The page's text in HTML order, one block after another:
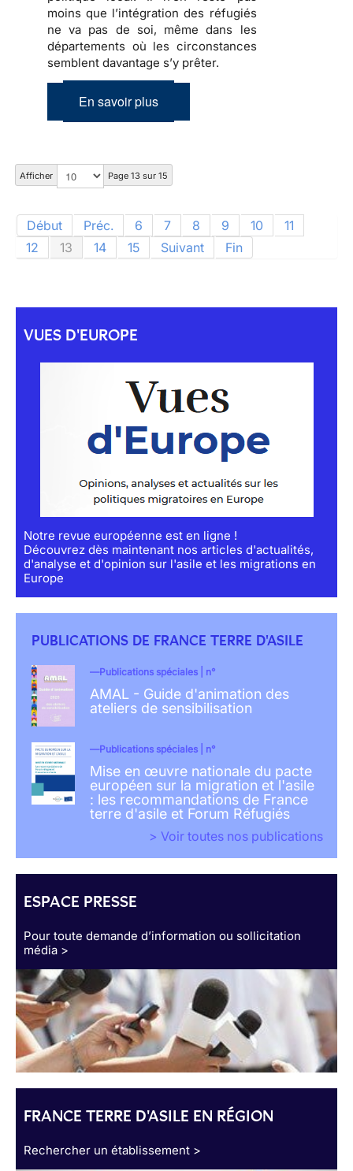
moins que l’intégration des réfugiés
ne va pas de soi, même dans les
départements où les circonstances
semblent davantage s’y prêter.
En savoir plus
Afficher Page 13 sur 15
Début Préc. 6 7 8 9 10
11
12
13 14 15 Suivant Fin
VUES D'EUROPE
Notre revue européenne est en ligne !
Découvrez dès maintenant nos articles d'actualités,
d'analyse et d'opinion sur l'asile et les migrations en
Europe
PUBLICATIONS DE FRANCE TERRE D'ASILE
Publications spéciales | n°
AMAL - Guide d'animation des
ateliers de sensibilisation
Publications spéciales | n°
Mise en œuvre nationale du pacte
européen sur la migration et l'asile
: les recommandations de France
terre d'asile et Forum Réfugiés
> Voir toutes nos publications
ESPACE PRESSE
Pour toute demande d’information ou sollicitation
média >
FRANCE TERRE D'ASILE EN RÉGION
Rechercher un établissement >